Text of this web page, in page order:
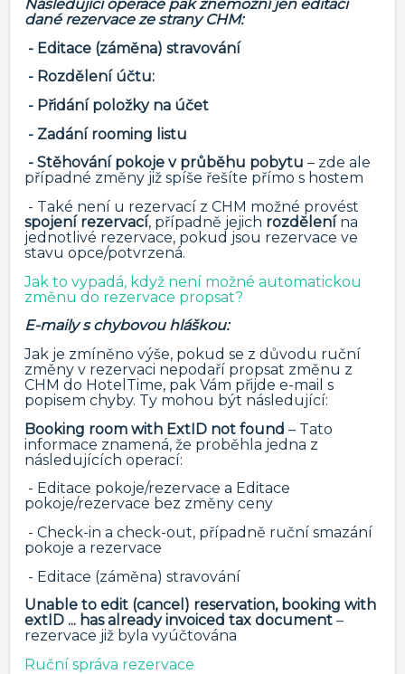
Následující operace pak znemožní jen editaci
dané rezervace ze strany CHM:
- Editace (záměna) stravování
- Rozdělení účtu:
- Přidání položky na účet
- Zadání rooming listu
- Stěhování pokoje v průběhu pobytu – zde ale
případné změny již spíše řešíte přímo s hostem
- Také není u rezervací z CHM možné provést
spojení rezervací, případně jejich rozdělenína
jednotlivé rezervace, pokud jsou rezervace ve
stavu opce/potvrzená.
Jak to vypadá, když není možné automatickou
změnu do rezervace propsat?
E-maily s chybovou hláškou:
Jak je zmíněno výše, pokud se z důvodu ruční
změny v rezervaci nepodaří propsat změnu z
CHM do HotelTime, pak Vám přijde e-mail s
popisem chyby. Ty mohou být následující:
Booking room with ExtID not found – Tato
informace znamená, že proběhla jedna z
následujících operací:
- Editace pokoje/rezervace a Editace
pokoje/rezervace bez změny ceny
- Check-in a check-out, případně ruční smazání
pokoje a rezervace
- Editace (záměna) stravování
Unable to edit (cancel) reservation, booking with
extID ... has already invoiced tax document –
rezervace již byla vyúčtována
Ruční správa rezervace